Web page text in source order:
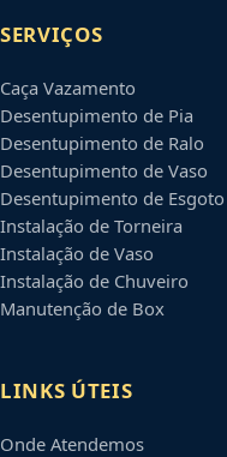
SERVIÇOS
Caça Vazamento
Desentupimento de Pia
Desentupimento de Ralo
Desentupimento de Vaso
Desentupimento de Esgoto
Instalação de Torneira
Instalação de Vaso
Instalação de Chuveiro
Manutenção de Box
LINKS ÚTEIS
Onde Atendemos